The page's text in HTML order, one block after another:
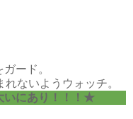
ード。
ないようウォッチ。
いにあり！！！★